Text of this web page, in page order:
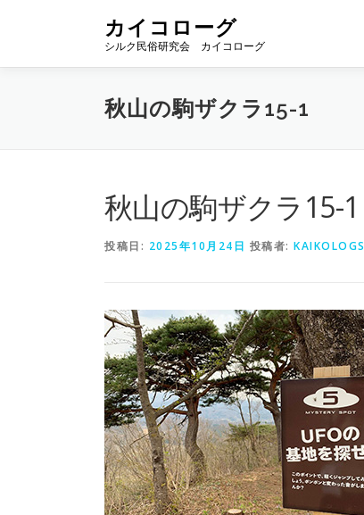
ン
カイコローグ
シルク民俗研究会 カイコローグ
秋山の駒ザクラ15-1
秋山の駒ザクラ15-1
投稿日: 2025年10月24日 投稿者: KAIKOLOGS